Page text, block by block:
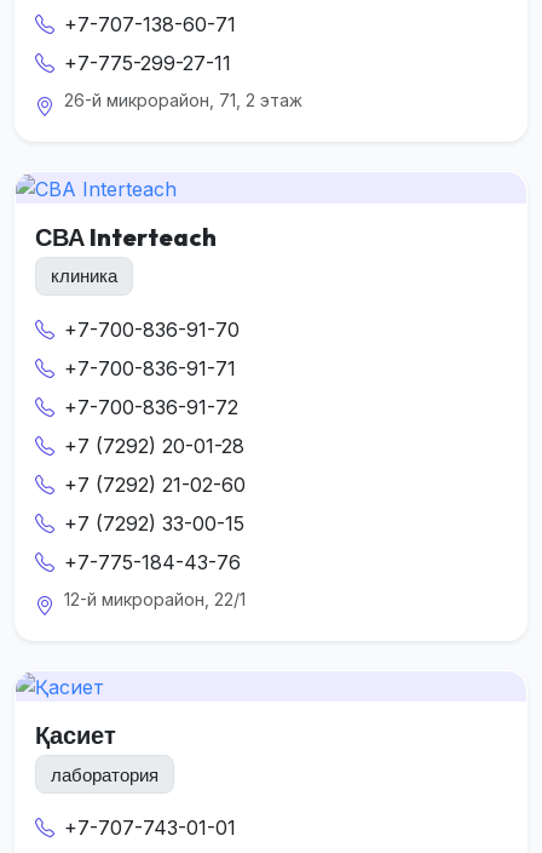
+7-707-138-60-71
+7-775-299-27-11
26-й микрорайон, 71, 2 этаж
СВА Interteach
клиника
+7-700-836-91-70
+7-700-836-91-71
+7-700-836-91-72
+7 (7292) 20-01-28
+7 (7292) 21-02-60
+7 (7292) 33-00-15
+7-775-184-43-76
12-й микрорайон, 22/1
Қасиет
лаборатория
+7-707-743-01-01